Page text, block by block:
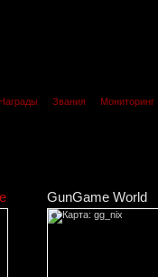
Награды Звания Мониторинг
GunGame World